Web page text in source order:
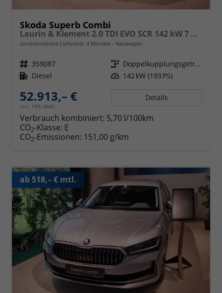
Skoda Superb Combi
Laurin & Klement 2.0 TDI EVO SCR 142 kW 7 Gang DSG 4x4
unverbindliche Lieferzeit: 4 Monate Neuwagen
Fahrzeugnr. 359087 Getriebe
Doppelkupplungsgetriebe (DSG)
Kraftstoff Diesel Leistung 142 kW (193 PS)
52.913,– €
incl. 19% MwSt.
Details
Verbrauch kombiniert: 5,70 l/100km
CO2-Klasse: E
CO2-Emissionen: 151,00 g/km
ab 518,– € mtl.